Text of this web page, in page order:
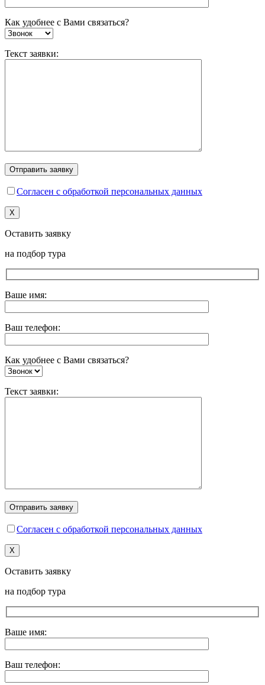
Как удобнее с Вами связаться?
Текст заявки:
Согласен с обработкой персональных данных
X
Оставить заявку
на подбор тура
Ваше имя:
Ваш телефон:
Как удобнее с Вами связаться?
Текст заявки:
Согласен с обработкой персональных данных
X
Оставить заявку
на подбор тура
Ваше имя:
Ваш телефон: